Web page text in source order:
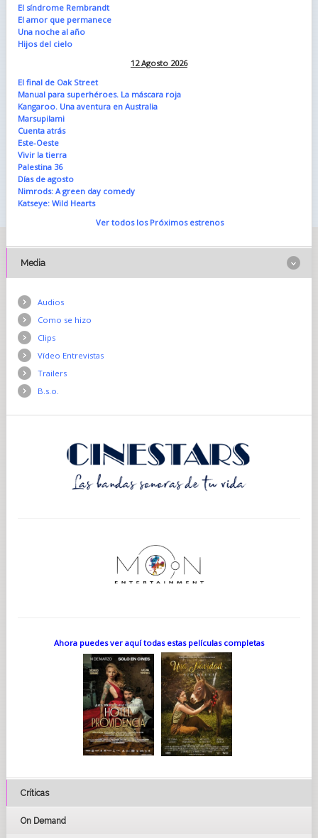
El síndrome Rembrandt
El amor que permanece
Una noche al año
Hijos del cielo
12 Agosto 2026
El final de Oak Street
Manual para superhéroes. La máscara roja
Kangaroo. Una aventura en Australia
Marsupilami
Cuenta atrás
Este-Oeste
Vivir la tierra
Palestina 36
Días de agosto
Nimrods: A green day comedy
Katseye: Wild Hearts
Ver todos los Próximos estrenos
Media
Audios
Como se hizo
Clips
Vídeo Entrevistas
Trailers
B.s.o.
Ahora puedes ver aquí todas estas películas completas
Críticas
On Demand